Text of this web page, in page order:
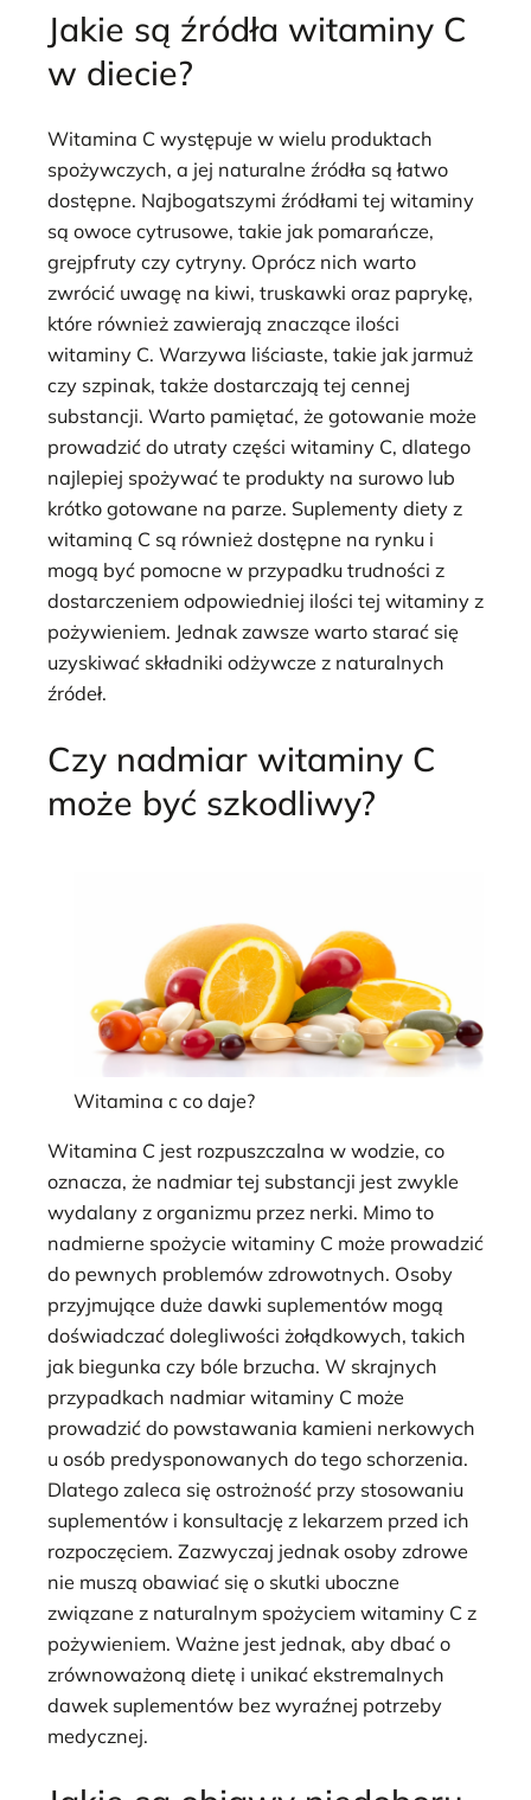
Jakie są źródła witaminy C
w diecie?
Witamina C występuje w wielu produktach
spożywczych, a jej naturalne źródła są łatwo
dostępne. Najbogatszymi źródłami tej witaminy
są owoce cytrusowe, takie jak pomarańcze,
grejpfruty czy cytryny. Oprócz nich warto
zwrócić uwagę na kiwi, truskawki oraz paprykę,
które również zawierają znaczące ilości
witaminy C. Warzywa liściaste, takie jak jarmuż
czy szpinak, także dostarczają tej cennej
substancji. Warto pamiętać, że gotowanie może
prowadzić do utraty części witaminy C, dlatego
najlepiej spożywać te produkty na surowo lub
krótko gotowane na parze. Suplementy diety z
witaminą C są również dostępne na rynku i
mogą być pomocne w przypadku trudności z
dostarczeniem odpowiedniej ilości tej witaminy z
pożywieniem. Jednak zawsze warto starać się
uzyskiwać składniki odżywcze z naturalnych
źródeł.
Czy nadmiar witaminy C
może być szkodliwy?
Witamina c co daje?
Witamina C jest rozpuszczalna w wodzie, co
oznacza, że nadmiar tej substancji jest zwykle
wydalany z organizmu przez nerki. Mimo to
nadmierne spożycie witaminy C może prowadzić
do pewnych problemów zdrowotnych. Osoby
przyjmujące duże dawki suplementów mogą
doświadczać dolegliwości żołądkowych, takich
jak biegunka czy bóle brzucha. W skrajnych
przypadkach nadmiar witaminy C może
prowadzić do powstawania kamieni nerkowych
u osób predysponowanych do tego schorzenia.
Dlatego zaleca się ostrożność przy stosowaniu
suplementów i konsultację z lekarzem przed ich
rozpoczęciem. Zazwyczaj jednak osoby zdrowe
nie muszą obawiać się o skutki uboczne
związane z naturalnym spożyciem witaminy C z
pożywieniem. Ważne jest jednak, aby dbać o
zrównoważoną dietę i unikać ekstremalnych
dawek suplementów bez wyraźnej potrzeby
medycznej.